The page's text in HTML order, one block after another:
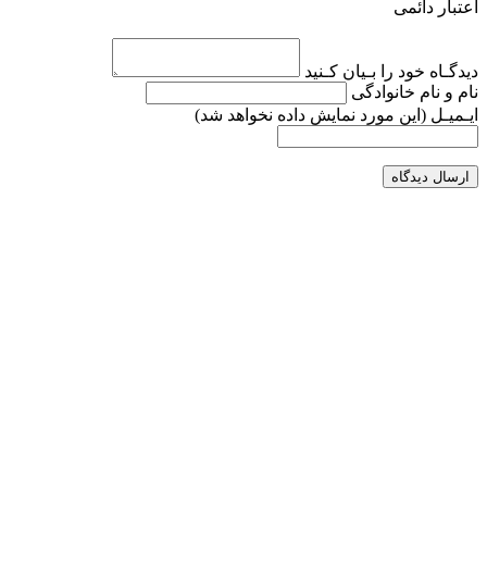
اعتبار دائمی
دیدگـاه خود را بـیان کـنید
نام و نام خانوادگی
ایـمیـل (این مورد نمایش داده نخواهد شد)
ارسال دیدگاه